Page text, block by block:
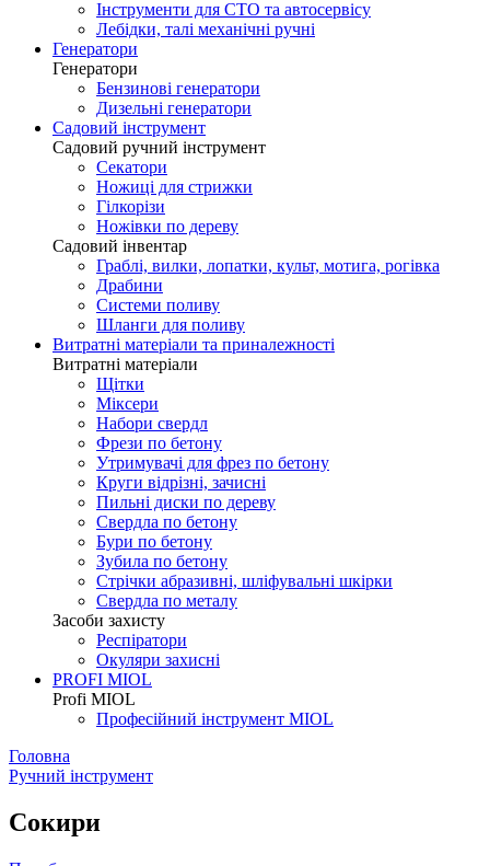
Інструменти для СТО та автосервісу
Лебідки, талі механічні ручні
Генератори
Генератори
Бензинові генератори
Дизельні генератори
Садовий інструмент
Садовий ручний інструмент
Секатори
Ножиці для стрижки
Гілкорізи
Ножівки по дереву
Садовий інвентар
Граблі, вилки, лопатки, культ, мотига, рогівка
Драбини
Системи поливу
Шланги для поливу
Витратні матеріали та приналежності
Витратні матеріали
Щітки
Міксери
Набори свердл
Фрези по бетону
Утримувачі для фрез по бетону
Круги відрізні, зачисні
Пильні диски по дереву
Свердла по бетону
Бури по бетону
Зубила по бетону
Стрічки абразивні, шліфувальні шкірки
Свердла по металу
Засоби захисту
Респіратори
Окуляри захисні
PROFI MIOL
Profi MIOL
Професійний інструмент MIOL
Головна
Ручний інструмент
Сокири